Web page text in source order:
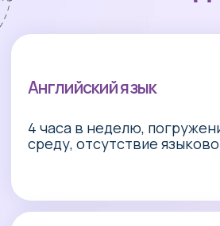
Сделаем домашнее задание, физические